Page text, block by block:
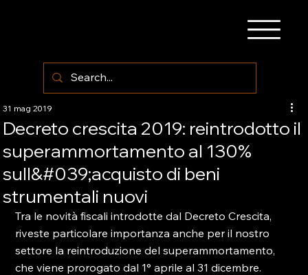
Decreto crescita 2019: reintrodotto il
superammortamento al 130%
sull&#039;acquisto di beni
strumentali nuovi
31 mag 2019
Tra le novità fiscali introdotte dal Decreto Crescita,
riveste particolare importanza anche per il nostro
settore la reintroduzione del superammortamento,
che viene prorogato dal 1° aprile al 31 dicembre.